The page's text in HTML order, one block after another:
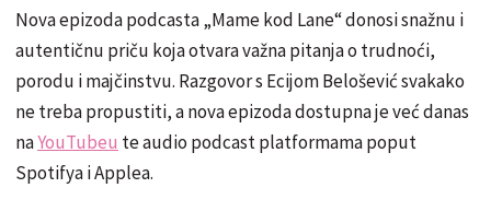
Nova epizoda podcasta „Mame kod Lane“ donosi snažnu i
autentičnu priču koja otvara važna pitanja o trudnoći,
porodu i majčinstvu. Razgovor s Ecijom Belošević svakako
ne treba propustiti, a nova epizoda dostupna je već danas
naYouTubeu te audio podcast platformama poput
Spotifya i Applea.